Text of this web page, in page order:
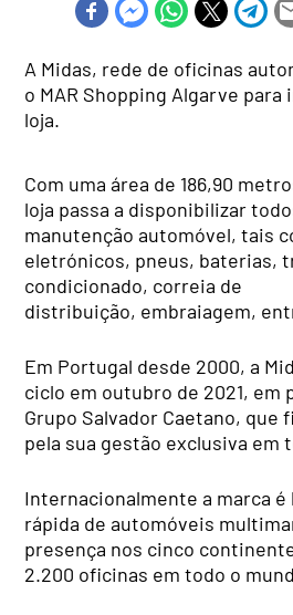
A Midas, rede de oficinas
o MAR Shopping Algarve para
loja.
Com uma área de 186,90
loja passa a disponibilizar
manutenção automóvel, tais
eletrónicos, pneus, baterias,
condicionado, correia de
distribuição, embraiagem,
Em Portugal desde 2000, a
ciclo em outubro de 2021, em
Grupo Salvador Caetano, que
pela sua gestão exclusiva
Internacionalmente a marca é
rápida de automóveis
presença nos cinco
2.200 oficinas em todo o